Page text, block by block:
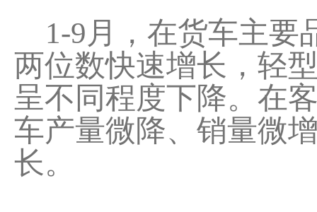
1-9月，在货车主要
两位数快速增长，轻
呈不同程度下降。在
车产量微降、销量微
长。